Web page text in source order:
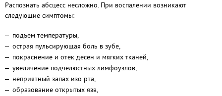
Распознать абсцесс несложно. При воспалении возникают
следующие симптомы:
подъем температуры,
острая пульсирующая боль в зубе,
покраснение и отек десен и мягких тканей,
увеличение подчелюстных лимфоузлов,
неприятный запах изо рта,
образование открытых язв,